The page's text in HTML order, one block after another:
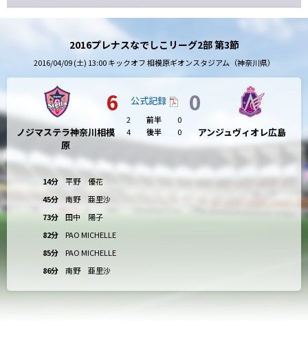
2016プレナスなでしこリーグ2部 第3節
2016/04/09 (土) 13:00 キックオフ 相模原ギオンスタジアム（神奈川県）
ノジマステラ神奈川相模
原
14分
平野 優花
45分
南野 亜里沙
73分
田中 陽子
82分
PAO MICHELLE
85分
PAO MICHELLE
86分
南野 亜里沙
6 公式記録 0
2 前半
0
4
後半 0 アンジュヴィオレ広島